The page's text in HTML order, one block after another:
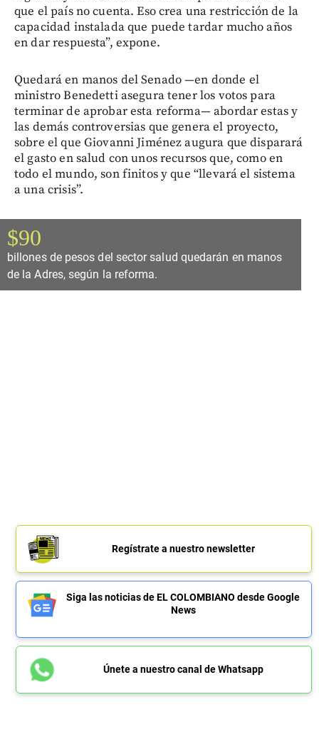
que el país no cuenta. Eso crea una restricción de la
capacidad instalada que puede tardar mucho años
en dar respuesta”, expone.
Quedará en manos del Senado —en donde el
ministro Benedetti asegura tener los votos para
terminar de aprobar esta reforma— abordar estas y
las demás controversias que genera el proyecto,
sobre el que Giovanni Jiménez augura que disparará
el gasto en salud con unos recursos que, como en
todo el mundo, son finitos y que “llevará el sistema
a una crisis”.
$90
billones de pesos del sector salud quedarán en manos
de la Adres, según la reforma.
Regístrate a nuestro newsletter
Siga las noticias de EL COLOMBIANO desde Google
News
Únete a nuestro canal de Whatsapp